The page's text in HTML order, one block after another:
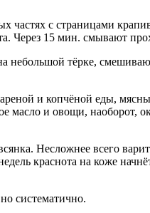
с страницами
Через 15 мин. смывают
небольшой тёрке,
и копчёной еды,
масло и овощи, наоборот,
Несложнее всего
краснота на коже
систематично.